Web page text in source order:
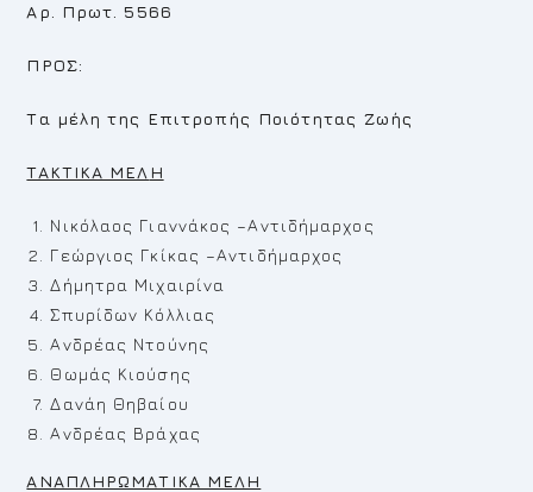
Αρ. Πρωτ. 5566
ΠΡΟΣ:
Τα μέλη της Επιτροπής Ποιότητας Ζωής
TAKTIKA MEΛ H
Νικόλαος Γιαννάκος –Αντιδήμαρχος
Γεώργιος Γκίκας –Αντιδήμαρχος
Δήμητρα Μιχαιρίνα
Σπυρίδων Κόλλιας
Ανδρέας Ντούνης
Θωμάς Κιούσης
Δανάη Θηβαίου
Ανδρέας Βράχας
ΑΝΑΠΛΗΡΩΜΑΤΙΚΑ ΜΕΛΗ